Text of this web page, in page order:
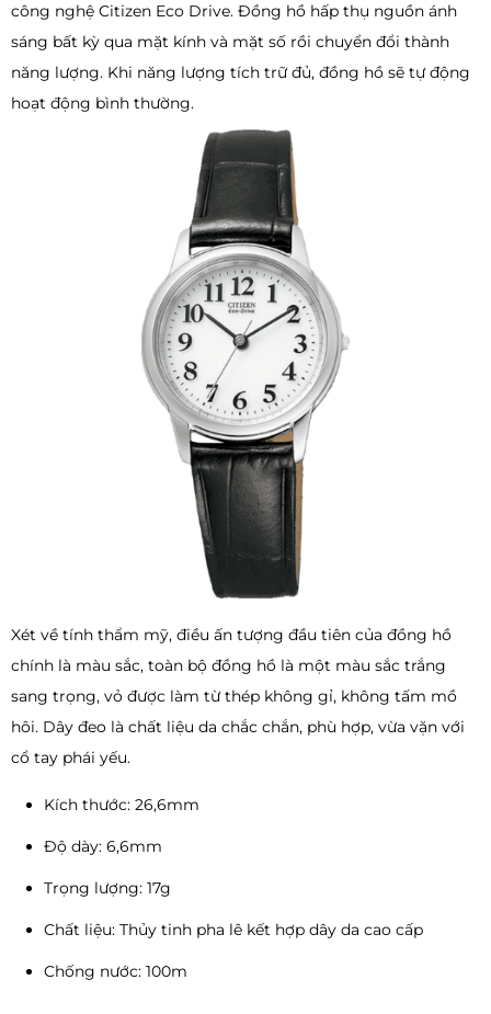
công nghệ Citizen Eco Drive. Đồng hồ hấp thụ nguồn ánh
sáng bất kỳ qua mặt kính và mặt số rồi chuyển đổi thành
năng lượng. Khi năng lượng tích trữ đủ, đồng hồ sẽ tự động
hoạt động bình thường.
Xét về tính thẩm mỹ, điều ấn tượng đầu tiên của đồng hồ
chính là màu sắc, toàn bộ đồng hồ là một màu sắc trắng
sang trọng, vỏ được làm từ thép không gỉ, không tấm mồ
hôi. Dây đeo là chất liệu da chắc chắn, phù hợp, vừa vặn với
cổ tay phái yếu.
Kích thước: 26,6mm
Độ dày: 6,6mm
Trọng lượng: 17g
Chất liệu: Thủy tinh pha lê kết hợp dây da cao cấp
Chống nước: 100m